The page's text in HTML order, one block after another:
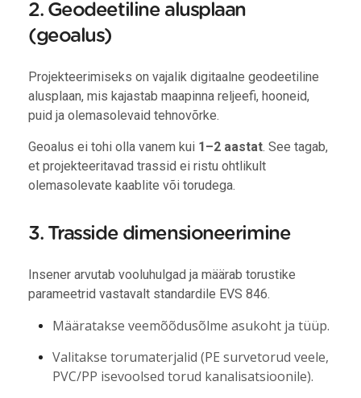
2. Geodeetiline alusplaan
(geoalus)
Projekteerimiseks on vajalik digitaalne geodeetiline
alusplaan, mis kajastab maapinna reljeefi, hooneid,
puid ja olemasolevaid tehnovõrke.
Geoalus ei tohi olla vanem kui 1–2 aastat. See tagab,
et projekteeritavad trassid ei ristu ohtlikult
olemasolevate kaablite või torudega.
3. Trasside dimensioneerimine
Insener arvutab vooluhulgad ja määrab torustike
parameetrid vastavalt standardile EVS 846.
Määratakse veemõõdusõlme asukoht ja tüüp.
Valitakse torumaterjalid (PE survetorud veele,
PVC/PP isevoolsed torud kanalisatsioonile).